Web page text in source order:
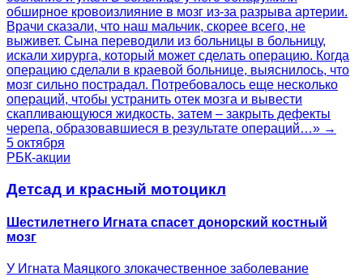
обширное кровоизлияние в мозг из-за разрыва артерии.
Врачи сказали, что наш мальчик, скорее всего, не
выживет. Сына переводили из больницы в больницу,
искали хирурга, который может сделать операцию. Когда
операцию сделали в краевой больнице, выяснилось, что
мозг сильно пострадал. Потребовалось еще несколько
операций, чтобы устранить отек мозга и вывести
скапливающуюся жидкость, затем – закрыть дефекты
черепа, образовавшиеся в результате операций…» →
5 октября
РБК-акции
Детсад и красный мотоцикл
Шестилетнего Игната спасет донорский костный
мозг
У Игната Маяцкого злокачественное заболевание